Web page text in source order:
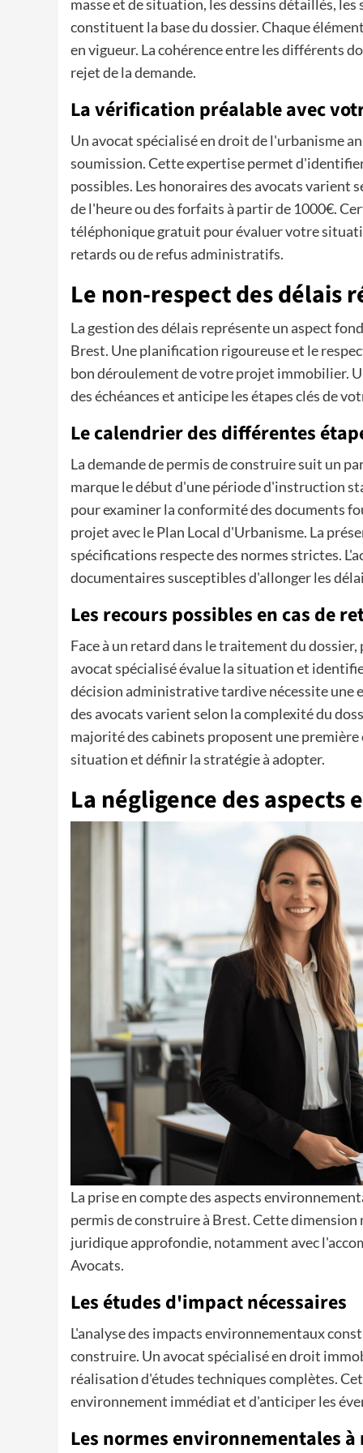
masse et de situation, les dessins détaillés,
constituent la base du dossier. Chaque
en vigueur. La cohérence entre les différents
rejet de la demande.
La vérification préalable avec
Un avocat spécialisé en droit de l'urbanisme
soumission. Cette expertise permet
possibles. Les honoraires des avocats varient
de l'heure ou des forfaits à partir de 1000€.
téléphonique gratuit pour évaluer votre
retards ou de refus administratifs.
Le non-respect des délais
La gestion des délais représente un aspect
Brest. Une planification rigoureuse et le
bon déroulement de votre projet immobilier.
des échéances et anticipe les étapes clés de
Le calendrier des différentes
La demande de permis de construire suit un
marque le début d'une période d'instruction
pour examiner la conformité des documents
projet avec le Plan Local d'Urbanisme. La
spécifications respecte des normes strictes.
documentaires susceptibles d'allonger les
Les recours possibles en cas de
Face à un retard dans le traitement du
avocat spécialisé évalue la situation et
décision administrative tardive nécessite une
des avocats varient selon la complexité du
majorité des cabinets proposent une
situation et définir la stratégie à adopter.
La négligence des
La prise en compte des aspects
permis de construire à Brest. Cette
juridique approfondie, notamment avec
Avocats.
Les études d'impact nécessaires
L'analyse des impacts environnementaux
construire. Un avocat spécialisé en droit
réalisation d'études techniques complètes.
environnement immédiat et d'anticiper les
Les normes environnementales à